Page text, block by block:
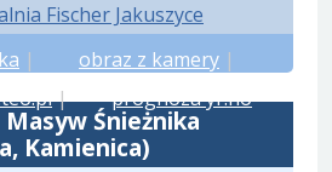
Fischer Jakuszyce
| obraz z kamery |
| prognoza yr.no
Śnieżnika
Kamienica)